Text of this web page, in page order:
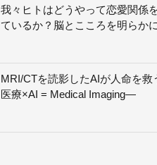
我々ヒトはどうやって恋愛関係
ているか？脳とこころを明らか
MRI/CTを読影したAIが人命を
医療×AI = Medical Imaging—